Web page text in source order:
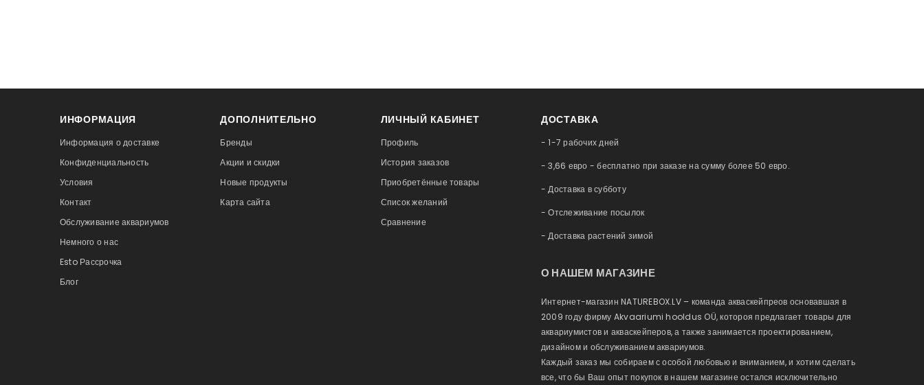
ИНФОРМАЦИЯ
Информация о доставке
Конфиденциальность
Условия
Контакт
Обслуживание аквариумов
Немного о нас
Esto Рассрочка
Блог
ДОПОЛНИТЕЛЬНО
Бренды
Акции и скидки
Новые продукты
Карта сайта
ЛИЧНЫЙ КАБИНЕТ
Профиль
История заказов
Приобретённые товары
Список желаний
Сравнение
ДОСТАВКА
- 1-7 рабочих дней
- 3,66 евро - бесплатно при заказе на сумму более 50 евро.
- Доставка в субботу
- Отслеживание посылок
- Доставка растений зимой
О НАШЕМ МАГАЗИНЕ
Интернет-магазин NATUREBOX.LV – команда акваскейпреов основавшая в
2009 году фирму Akvaariumi hooldus OÜ, котороя предлагает товары для
аквариумистов и акваскейперов, а также занимается проектированием,
дизайном и обслуживанием аквариумов.
Каждый заказ мы собираем с особой любовью и вниманием, и хотим сделать
все, что бы Ваш опыт покупок в нашем магазине остался исключительно